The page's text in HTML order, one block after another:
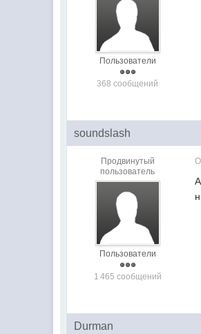
Пользователи
368 сообщений
soundslash
Продвинутый
пользователь
Пользователи
1 465 сообщений
Durman